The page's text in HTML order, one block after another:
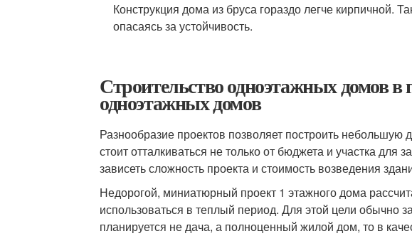
Конструкция дома из бруса гораздо легче кирпичной.
опасаясь за устойчивость.
Строительство одноэтажных домов
одноэтажных домов
Разнообразие проектов позволяет построить
стоит отталкиваться не только от бюджета и участка для
зависеть сложность проекта и стоимость возведения
Недорогой, миниатюрный проект 1 этажного дома
использоваться в теплый период. Для этой цели обычно
планируется не дача, а полноценный жилой дом, то в